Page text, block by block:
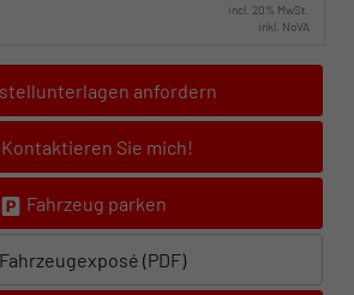
incl. 20% MwSt.
inkl. NoVA
anfordern
Kontaktieren Sie mich!
Fahrzeug parken
Fahrzeugexposé (PDF)